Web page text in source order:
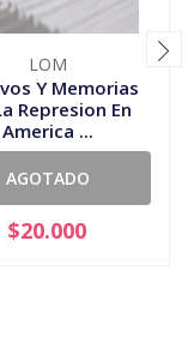
LOM
Y Memorias
Represion En
America ...
AGOTADO
$20.000